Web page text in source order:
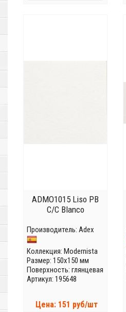
ADMO1015 Liso PB
C/C Blanco
Производитель: Adex
Коллекция: Modernista
Размер: 150x150 мм
Поверхность: глянцевая
Артикул: 195648
Цена: 151 руб/шт